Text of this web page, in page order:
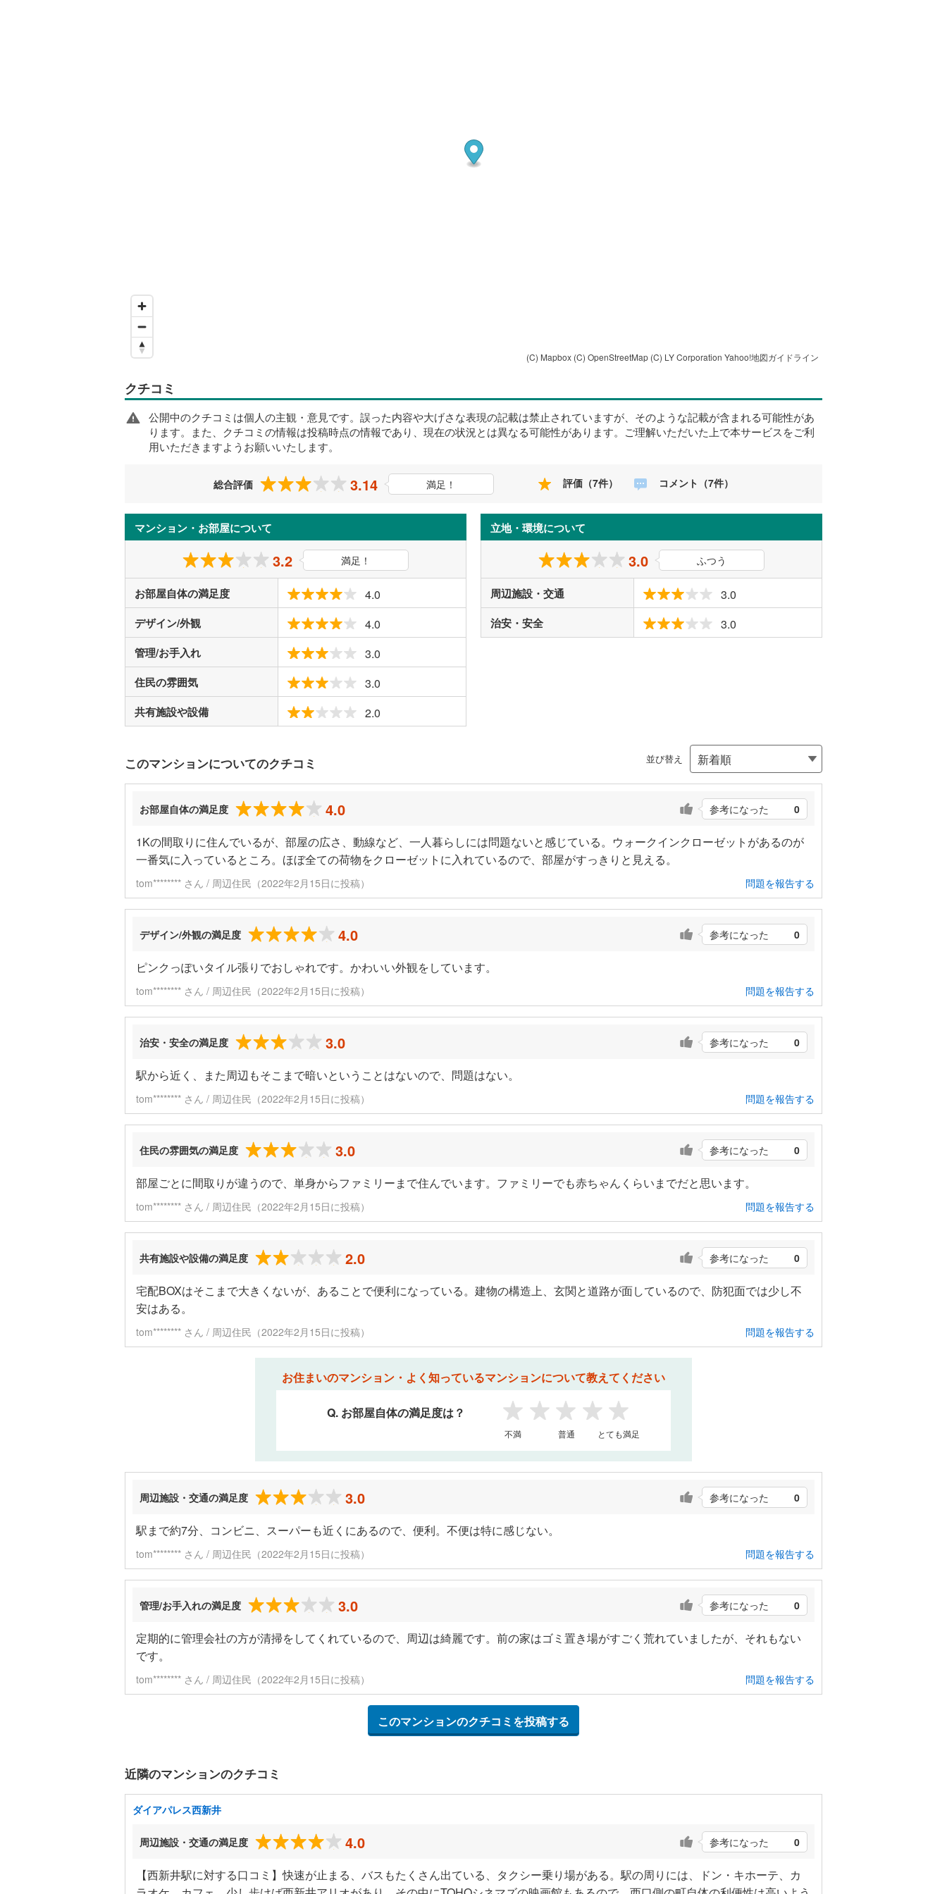
(C) Mapbox (C) OpenStreetMap (C) LY Corporation Yahoo!地図ガイドライン
クチコミ
公開中のクチコミは個人の主観・意見です。誤った内容や大げさな表現の記載は禁止されていますが、そのような記載が含まれる可能性があ
ります。また、クチコミの情報は投稿時点の情報であり、現在の状況とは異なる可能性があります。ご理解いただいた上で本サービスをご利
用いただきますようお願いいたします。
総合評価 3.14 満足！ 評価（7件） コメント（7件）
マンション・お部屋について
3.2 満足！
お部屋自体の満足度 4.0
デザイン/外観 4.0
管理/お手入れ 3.0
住民の雰囲気 3.0
共有施設や設備 2.0
立地・環境について
3.0 ふつう
周辺施設・交通 3.0
治安・安全 3.0
このマンションについてのクチコミ 並び替え
お部屋自体の満足度 4.0 参考になった 0
1Kの間取りに住んでいるが、部屋の広さ、動線など、一人暮らしには問題ないと感じている。ウォークインクローゼットがあるのが
一番気に入っているところ。ほぼ全ての荷物をクローゼットに入れているので、部屋がすっきりと見える。
tom******** さん / 周辺住民（2022年2月15日に投稿） 問題を報告する
デザイン/外観の満足度 4.0 参考になった 0
ピンクっぽいタイル張りでおしゃれです。かわいい外観をしています。
tom******** さん / 周辺住民（2022年2月15日に投稿） 問題を報告する
治安・安全の満足度 3.0 参考になった 0
駅から近く、また周辺もそこまで暗いということはないので、問題はない。
tom******** さん / 周辺住民（2022年2月15日に投稿） 問題を報告する
住民の雰囲気の満足度 3.0 参考になった 0
部屋ごとに間取りが違うので、単身からファミリーまで住んでいます。ファミリーでも赤ちゃんくらいまでだと思います。
tom******** さん / 周辺住民（2022年2月15日に投稿） 問題を報告する
共有施設や設備の満足度 2.0 参考になった 0
宅配BOXはそこまで大きくないが、あることで便利になっている。建物の構造上、玄関と道路が面しているので、防犯面では少し不
安はある。
tom******** さん / 周辺住民（2022年2月15日に投稿） 問題を報告する
お住まいのマンション・よく知っているマンションについて教えてください
Q. お部屋自体の満足度は？
1 2 3 4 5
不満 普通 とても満足
周辺施設・交通の満足度 3.0 参考になった 0
駅まで約7分、コンビニ、スーパーも近くにあるので、便利。不便は特に感じない。
tom******** さん / 周辺住民（2022年2月15日に投稿） 問題を報告する
管理/お手入れの満足度 3.0 参考になった 0
定期的に管理会社の方が清掃をしてくれているので、周辺は綺麗です。前の家はゴミ置き場がすごく荒れていましたが、それもない
です。
tom******** さん / 周辺住民（2022年2月15日に投稿） 問題を報告する
このマンションのクチコミを投稿する
近隣のマンションのクチコミ
ダイアパレス西新井
周辺施設・交通の満足度 4.0 参考になった 0
【西新井駅に対する口コミ】快速が止まる、バスもたくさん出ている、タクシー乗り場がある。駅の周りには、ドン・キホーテ、カ